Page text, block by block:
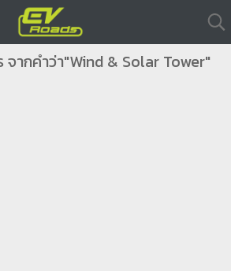
ากคำว่า"Wind & Solar Tower"